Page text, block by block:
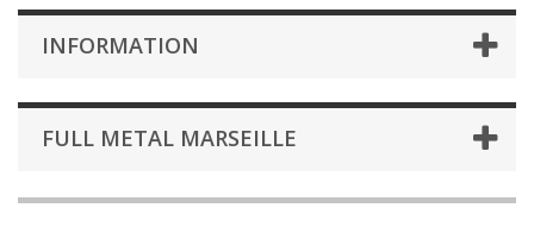
INFORMATION
FULL METAL MARSEILLE